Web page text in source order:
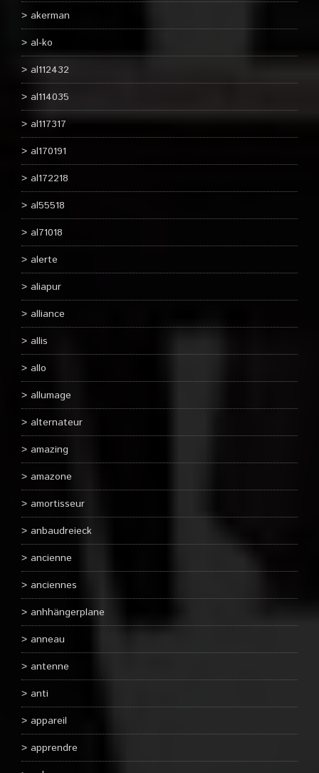
akerman
al-ko
al112432
al114035
al117317
al170191
al172218
al55518
al71018
alerte
aliapur
alliance
allis
allo
allumage
alternateur
amazing
amazone
amortisseur
anbaudreieck
ancienne
anciennes
anhhängerplane
anneau
antenne
anti
appareil
apprendre